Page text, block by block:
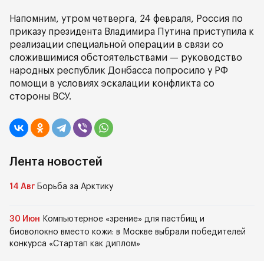
Напомним, утром четверга, 24 февраля, Россия по
приказу президента Владимира Путина приступила к
реализации специальной операции в связи со
сложившимися обстоятельствами — руководство
народных республик Донбасса попросило у РФ
помощи в условиях эскалации конфликта со
стороны ВСУ.
Лента новостей
14 Авг Борьба за Арктику
30 Июн Компьютерное «зрение» для пастбищ и
биоволокно вместо кожи: в Москве выбрали победителей
конкурса «Стартап как диплом»